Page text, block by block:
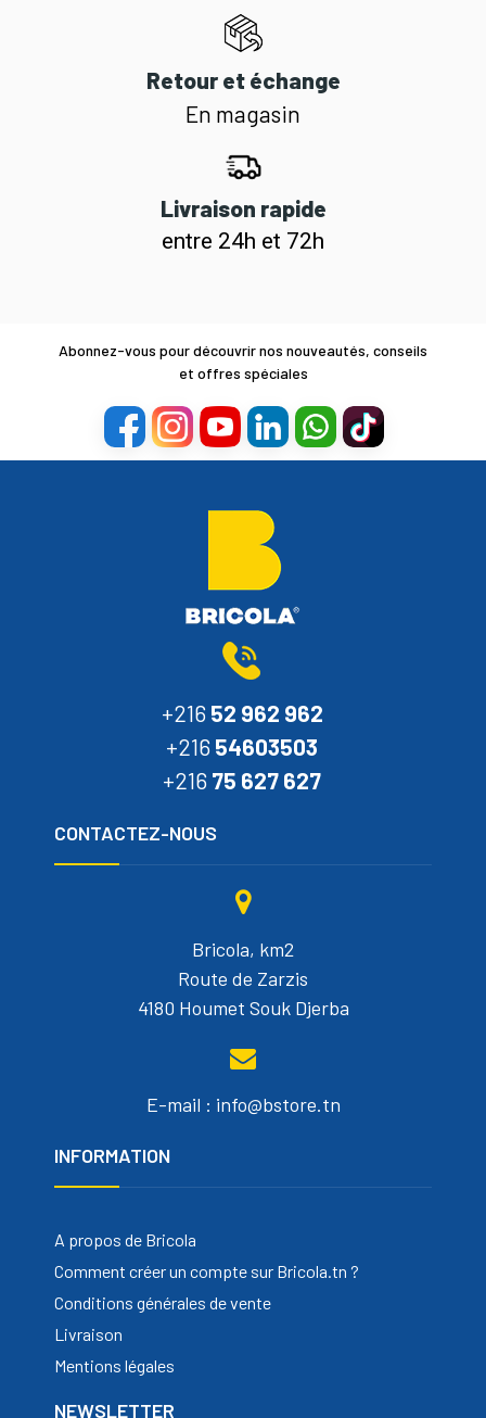
Retour et échange
En magasin
Livraison rapide
entre 24h et 72h
Abonnez-vous pour découvrir nos nouveautés, conseils
et offres spéciales
+216 52 962 962
+216 54603503
+216 75 627 627
CONTACTEZ-NOUS
Bricola, km2
Route de Zarzis
4180 Houmet Souk Djerba
E-mail : info@bstore.tn
INFORMATION
A propos de Bricola
Comment créer un compte sur Bricola.tn ?
Conditions générales de vente
Livraison
Mentions légales
NEWSLETTER